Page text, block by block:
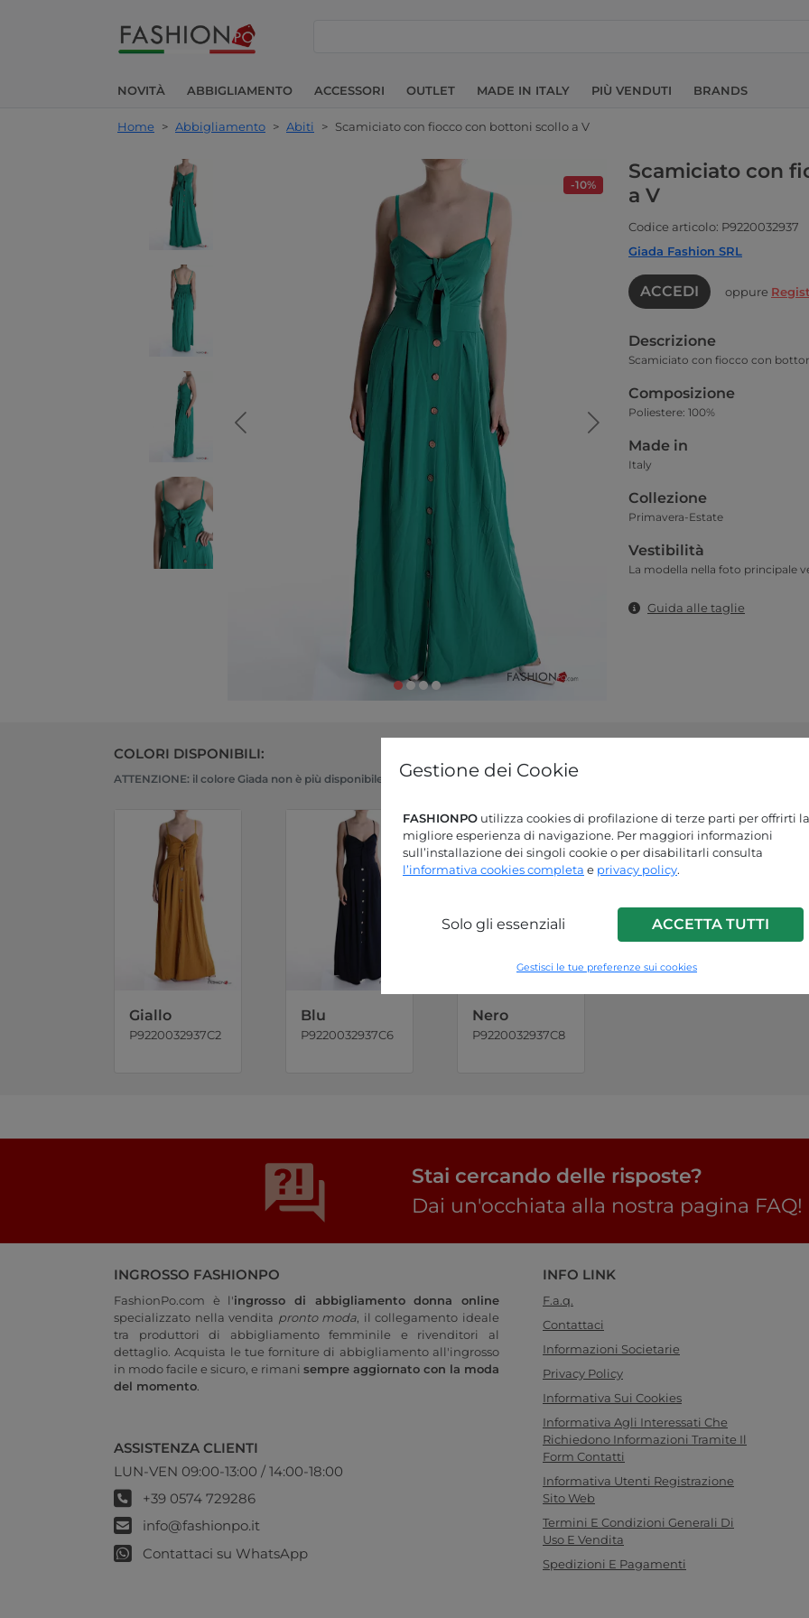
Gestione dei Cookie
FASHIONPO utilizza cookies di profilazione di terze parti per offrirti la
migliore esperienza di navigazione. Per maggiori informazioni
sull’installazione dei singoli cookie o per disabilitarli consulta
l’informativa cookies completa e privacy policy.
Solo gli essenziali ACCETTA TUTTI
Gestisci le tue preferenze sui cookies
NOVITÀ ABBIGLIAMENTO ACCESSORI OUTLET MADE IN ITALY PIÙ VENDUTI BRANDS
Home > Abbigliamento > Abiti > Scamiciato con fiocco con bottoni scollo a V
-10%
Scamiciato con
a V
Codice articolo: P9220032937
Giada Fashion SRL
ACCEDI oppure
Descrizione
Scamiciato con fiocco con
Composizione
Poliestere: 100%
Made in
Italy
Collezione
Primavera-Estate
Vestibilità
La modella nella foto principale
Guida alle taglie
COLORI DISPONIBILI:
ATTENZIONE: il colore Giada non è più disponibile, scegliere tra quelli sottostanti
Giallo
P9220032937C2
Blu
P9220032937C6
Nero
P9220032937C8
Stai cercando delle risposte?
Dai un'occhiata alla nostra pagina FAQ!
INGROSSO FASHIONPO
FashionPo.com è l'ingrosso di abbigliamento donna online
specializzato nella vendita pronto moda , il collegamento ideale
tra produttori di abbigliamento femminile e rivenditori al
dettaglio. Acquista le tue forniture di abbigliamento all'ingrosso
in modo facile e sicuro, e rimani sempre aggiornato con la moda
del momento
ASSISTENZA CLIENTI
LUN-VEN 09:00-13:00 / 14:00-18:00
+39 0574 729286
info@fashionpo.it
Contattaci su WhatsApp
INFO LINK
F.a.q.
Contattaci
Informazioni Societarie
Privacy Policy
Informativa Sui Cookies
Informativa Agli Interessati Che
Richiedono Informazioni Tramite Il
Form Contatti
Informativa Utenti Registrazione
Sito Web
Termini E Condizioni Generali Di
Uso E Vendita
Spedizioni E Pagamenti